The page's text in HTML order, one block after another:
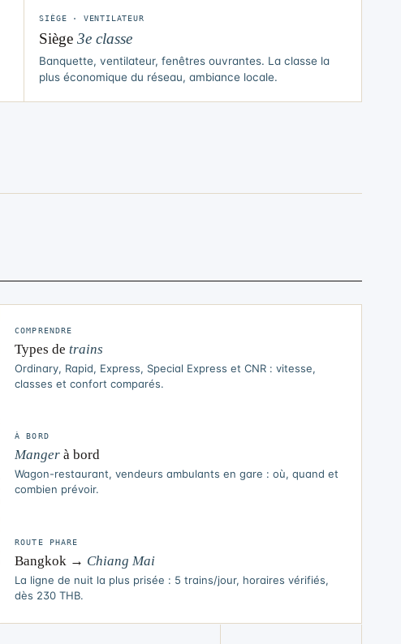
SIÈGE · VENTILATEUR
Siège3e classe
Banquette, ventilateur, fenêtres ouvrantes. La classe la
plus économique du réseau, ambiance locale.
COMPRENDRE
Types detrains
Ordinary, Rapid, Express, Special Express et CNR : vitesse,
classes et confort comparés.
À BORD
Manger à bord
Wagon-restaurant, vendeurs ambulants en gare : où, quand et
combien prévoir.
ROUTE PHARE
Bangkok → Chiang Mai
La ligne de nuit la plus prisée : 5 trains/jour, horaires vérifiés,
dès 230 THB.